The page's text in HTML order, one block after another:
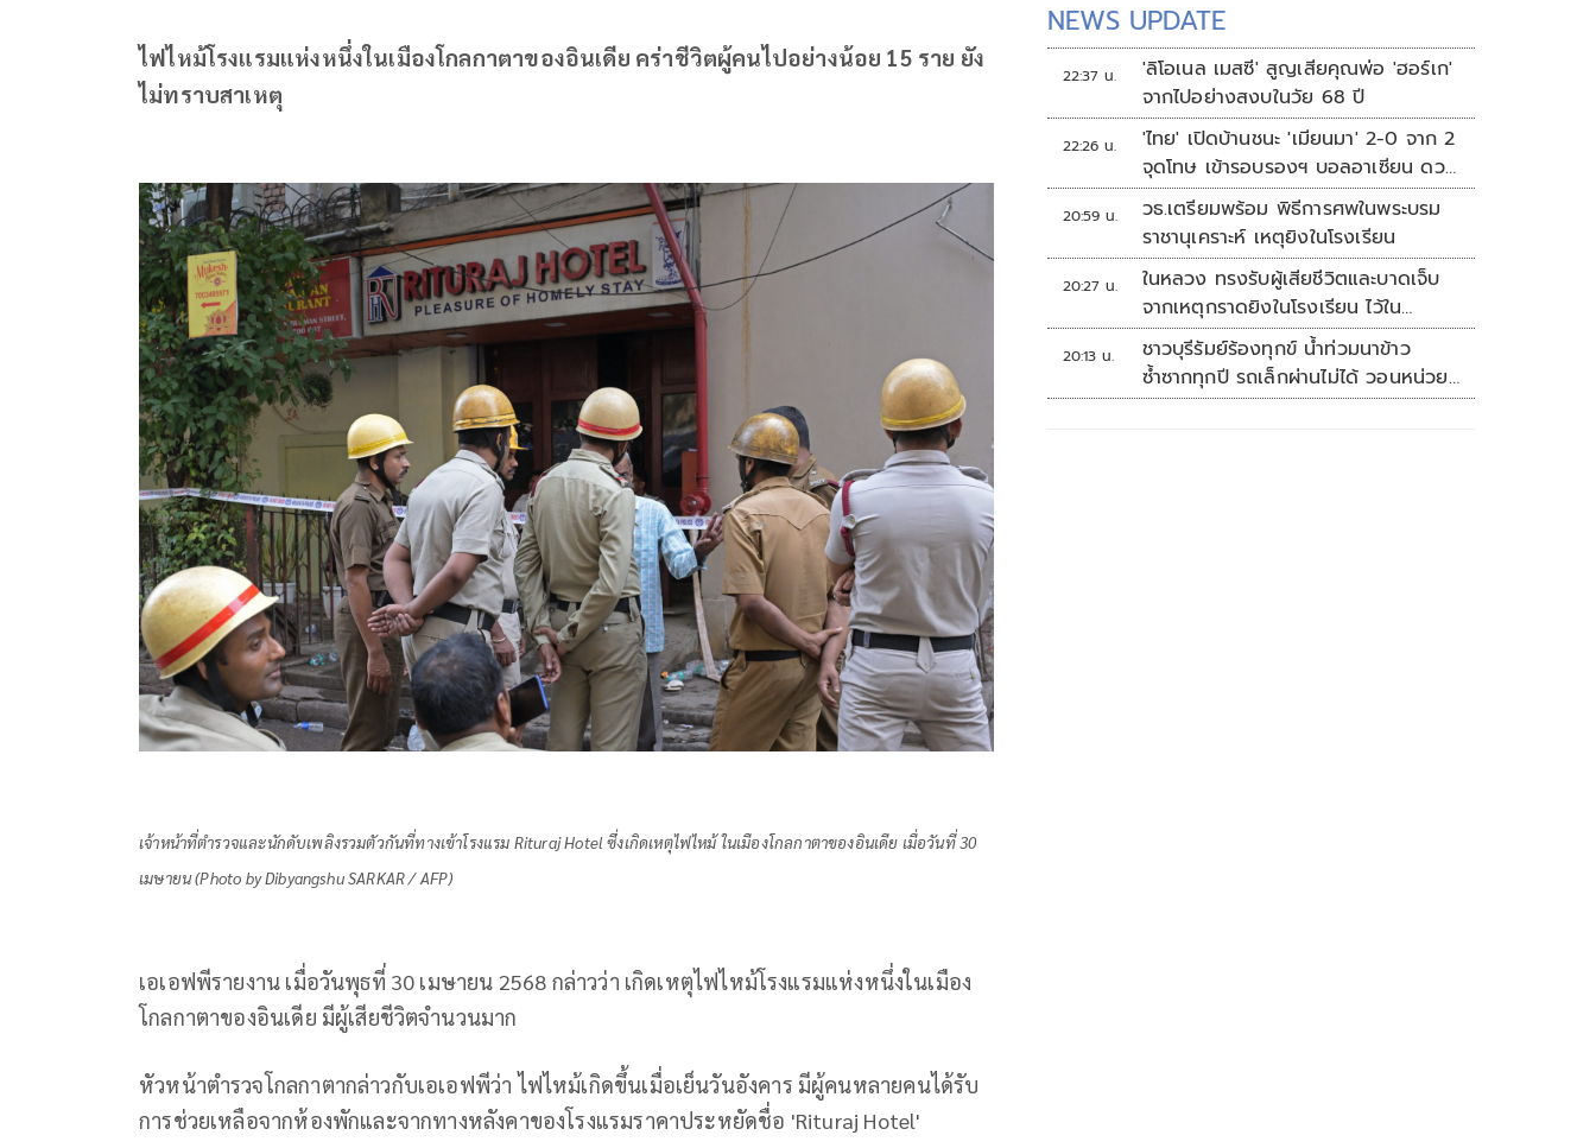
ไฟไหม้โรงแรมแห่งหนึ่งในเมืองโกลกาตาของอินเดีย คร่าชีวิตผู้คนไปอย่างน้อย 15 ราย ยัง
ไม่ทราบสาเหตุ
เจ้าหน้าที่ตำรวจและนักดับเพลิงรวมตัวกันที่ทางเข้าโรงแรม Rituraj Hotel ซึ่งเกิดเหตุไฟไหม้ ในเมืองโกลกาตาของอินเดีย เมื่อวันที่ 30
เมษายน (Photo by Dibyangshu SARKAR / AFP)
เอเอฟพีรายงาน เมื่อวันพุธที่ 30 เมษายน 2568 กล่าวว่า เกิดเหตุไฟไหม้โรงแรมแห่งหนึ่งในเมือง
โกลกาตาของอินเดีย มีผู้เสียชีวิตจำนวนมาก
หัวหน้าตำรวจโกลกาตากล่าวกับเอเอฟพีว่า ไฟไหม้เกิดขึ้นเมื่อเย็นวันอังคาร มีผู้คนหลายคนได้รับ
การช่วยเหลือจากห้องพักและจากทางหลังคาของโรงแรมราคาประหยัดชื่อ 'Rituraj Hotel'
NEWS UPDATE
22:37 น.
'ลิโอเนล เมสซี' สูญเสียคุณพ่อ 'ฮอร์เก'
จากไปอย่างสงบในวัย 68 ปี
22:26 น.
'ไทย' เปิดบ้านชนะ 'เมียนมา' 2-0 จาก 2
จุดโทษ เข้ารอบรองฯ บอลอาเซียน ดวล
'สิงคโปร์'
20:59 น.
วธ.เตรียมพร้อม พิธีการศพในพระบรม
ราชานุเคราะห์ เหตุยิงในโรงเรียน
20:27 น.
ในหลวง ทรงรับผู้เสียชีวิตและบาดเจ็บ
จากเหตุกราดยิงในโรงเรียน ไว้ใน
พระบรมราชานุเคราะห์
20:13 น.
ชาวบุรีรัมย์ร้องทุกข์ น้ำท่วมนาข้าว
ซ้ำซากทุกปี รถเล็กผ่านไม่ได้ วอนหน่วย
งานเร่งแก้ไข